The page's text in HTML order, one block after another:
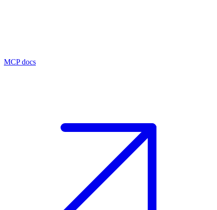
MCP docs